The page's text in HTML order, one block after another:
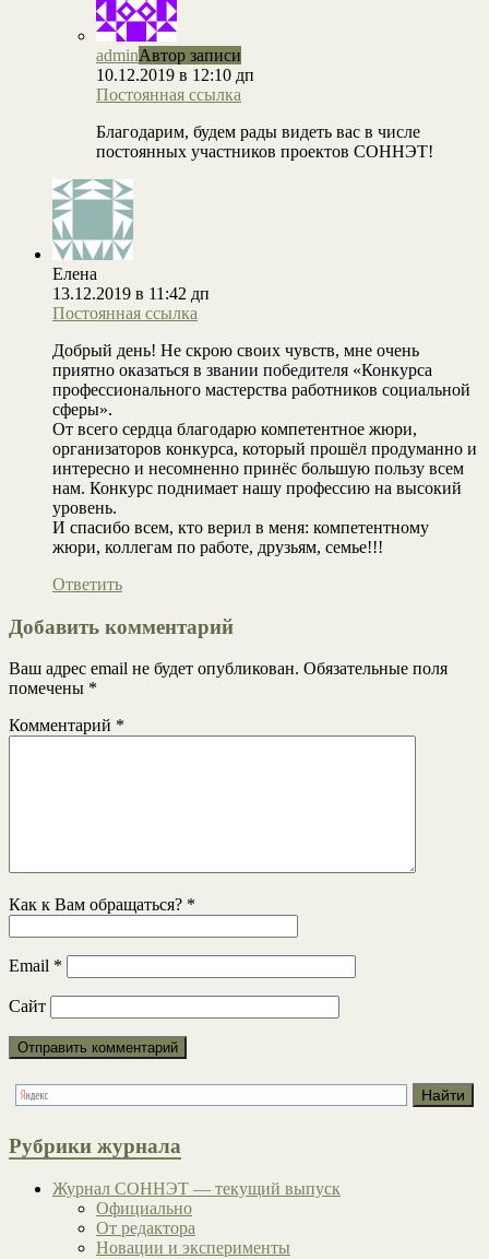
adminАвтор записи
10.12.2019 в 12:10 дп
Постоянная ссылка
Благодарим, будем рады видеть вас в числе
постоянных участников проектов СОННЭТ!
Елена
13.12.2019 в 11:42 дп
Постоянная ссылка
Добрый день! Не скрою своих чувств, мне очень
приятно оказаться в звании победителя «Конкурса
профессионального мастерства работников социальной
сферы».
От всего сердца благодарю компетентное жюри,
организаторов конкурса, который прошёл продуманно и
интересно и несомненно принёс большую пользу всем
нам. Конкурс поднимает нашу профессию на высокий
уровень.
И спасибо всем, кто верил в меня: компетентному
жюри, коллегам по работе, друзьям, семье!!!
Ответить
Добавить комментарий
Ваш адрес email не будет опубликован. Обязательные поля
помечены *
Комментарий *
Как к Вам обращаться? *
Email *
Сайт
Рубрики журнала
Журнал СОННЭТ — текущий выпуск
Официально
От редактора
Новации и эксперименты